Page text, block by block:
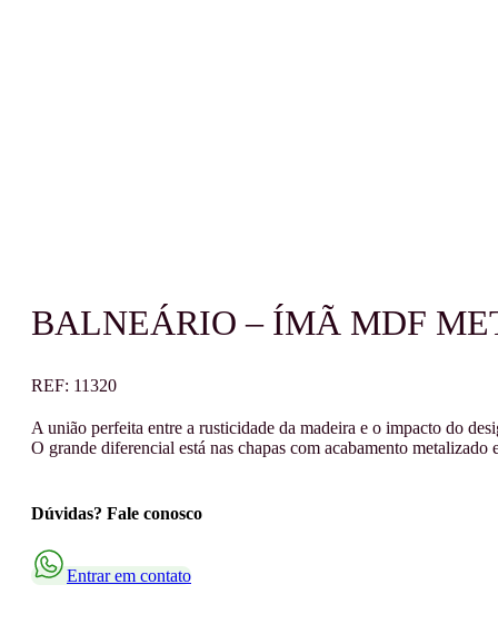
BALNEÁRIO – ÍMÃ MDF
REF: 11320
A união perfeita entre a rusticidade da madeira e o impacto do
O grande diferencial está nas chapas com acabamento
Dúvidas? Fale conosco
Entrar em contato